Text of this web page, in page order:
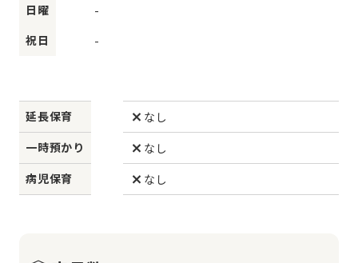
日曜
-
祝日
-
延長保育
なし
一時預かり
なし
病児保育
なし